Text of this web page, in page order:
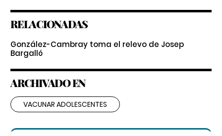
RELACIONADAS
González-Cambray toma el relevo de Josep
Bargalló
ARCHIVADO EN
VACUNAR ADOLESCENTES